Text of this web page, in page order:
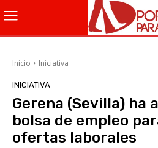
Inicio Iniciativa
INICIATIVA
Gerena (Sevilla) ha
bolsa de empleo
ofertas laborales